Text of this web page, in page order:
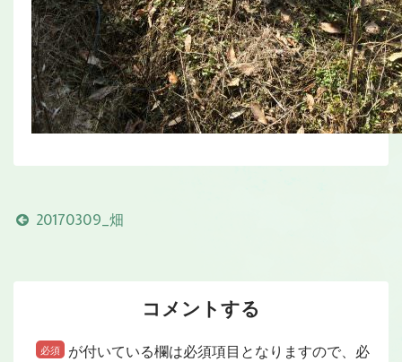
20170309_畑
コメントする
必須
が付いている欄は必須項目となりますので、必